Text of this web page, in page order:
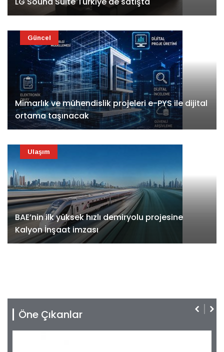
Mimarlık ve mühendislik projeleri e-PYS ile dijital
ortama taşınacak
Güncel
BAE’nin ilk yüksek hızlı demiryolu projesine
Kalyon İnşaat imzası
Ulaşım
Öne Çıkanlar